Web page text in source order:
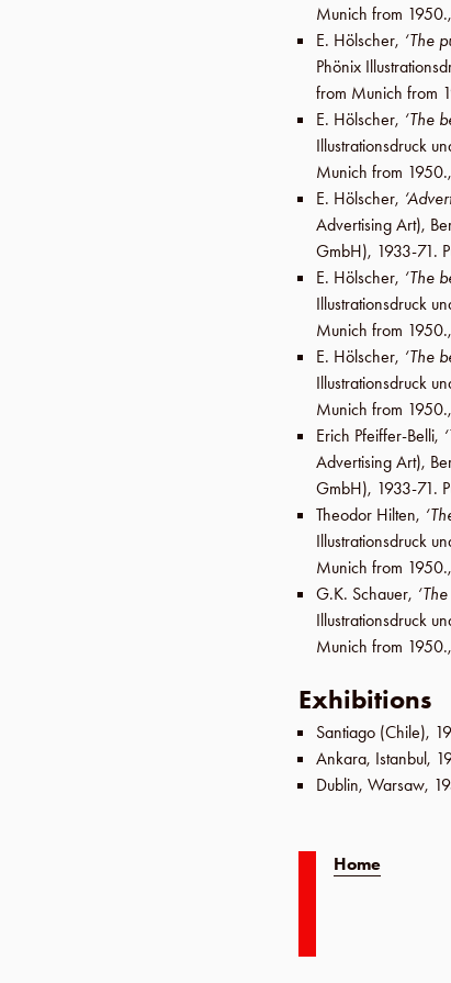
Munich from 1950.,
E. Hölscher, ‘The
Phönix
from Munich from
E. Hölscher, ‘The
Illustrationsdruck
Munich from 1950.,
E. Hölscher,
Advertising Art),
GmbH), 1933-71.
E. Hölscher, ‘The
Illustrationsdruck
Munich from 1950.,
E. Hölscher, ‘The
Illustrationsdruck
Munich from 1950.,
Erich Pfeiffer-Belli,
Advertising Art),
GmbH), 1933-71.
Theodor Hilten,
Illustrationsdruck
Munich from 1950.,
G.K. Schauer,
Illustrationsdruck
Munich from 1950.,
Exhibitions
Santiago (Chile),
Ankara, Istanbul,
Dublin, Warsaw,
Home